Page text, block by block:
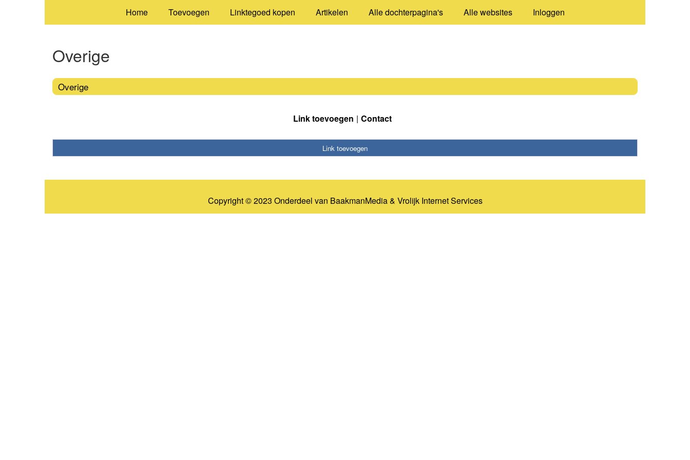
Home Toevoegen Linktegoed kopen Artikelen Alle dochterpagina's Alle websites Inloggen
Overige
Overige
Link toevoegen Contact
Link toevoegen
Copyright © 2023 Onderdeel van BaakmanMedia& Vrolijk Internet Services